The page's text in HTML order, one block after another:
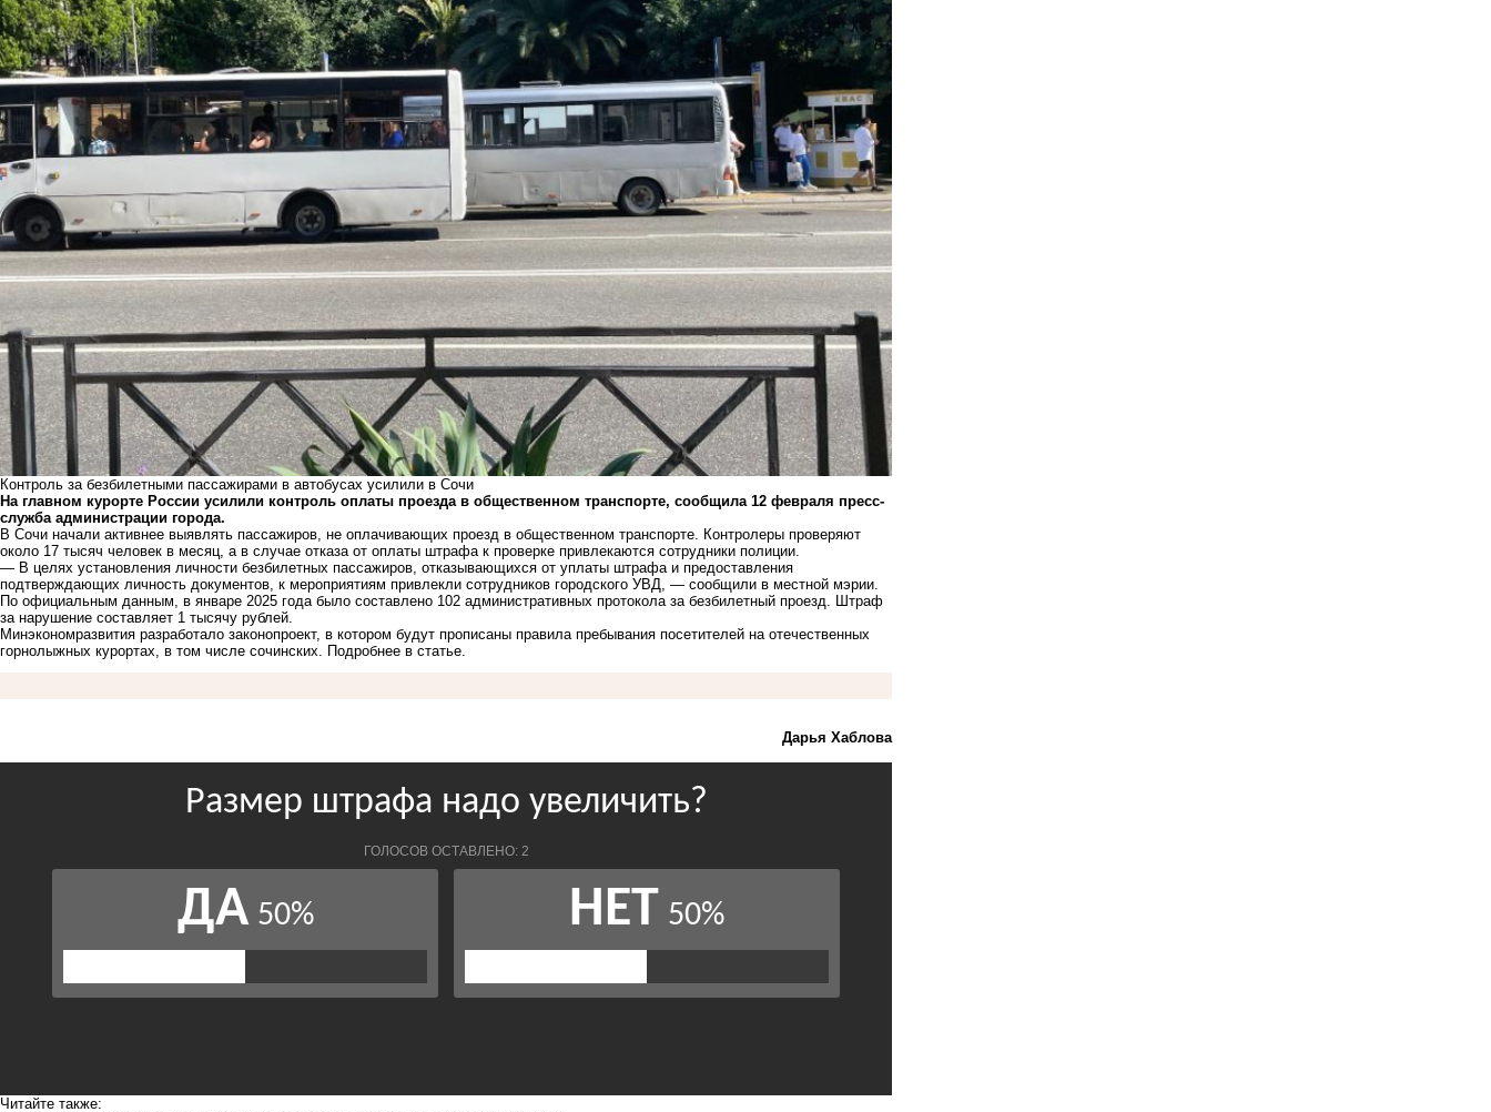
Контроль за безбилетными пассажирами в автобусах усилили в Сочи
На главном курорте России усилили контроль оплаты проезда в общественном транспорте, сообщила 12 февраля пресс-
служба администрации города.
В Сочи начали активнее выявлять пассажиров, не оплачивающих проезд в общественном транспорте. Контролеры проверяют
около 17 тысяч человек в месяц, а в случае отказа от оплаты штрафа к проверке привлекаются сотрудники полиции.
— В целях установления личности безбилетных пассажиров, отказывающихся от уплаты штрафа и предоставления
подтверждающих личность документов, к мероприятиям привлекли сотрудников городского УВД, — сообщили в местной мэрии.
По официальным данным, в январе 2025 года было составлено 102 административных протокола за безбилетный проезд. Штраф
за нарушение составляет 1 тысячу рублей.
Минэкономразвития разработало законопроект, в котором будут прописаны правила пребывания посетителей на отечественных
горнолыжных курортах, в том числе сочинских.
Подробнее в статье.
Дарья Хаблова
Читайте также: